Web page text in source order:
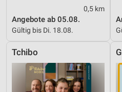
0,5 km
Angebote ab 05.08.
Gültig bis Di. 18.08.
Tchibo
Entwicklung und Verbesserung
Verwendung reduzierter Daten
IAB-Besonderheiten:
Verwendung genauer